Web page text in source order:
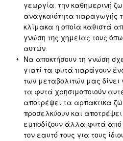
γεωργία, την καθημερινή
αναγκαιότητα παραγωγής
κλίμακα η οποία καθιστά
γνώση της χημείας τους
αυτών.
Να αποκτήσουν τη γνώση
γιατί τα φυτά παράγουν
των μεταβολιτών μας δίνει
τα φυτά χρησιμοποιούν
αποτρέψει τα αρπακτικά
προσελκύουν και αποτρέψει
εμποδίζουν άλλα φυτά
τον εαυτό τους για τους